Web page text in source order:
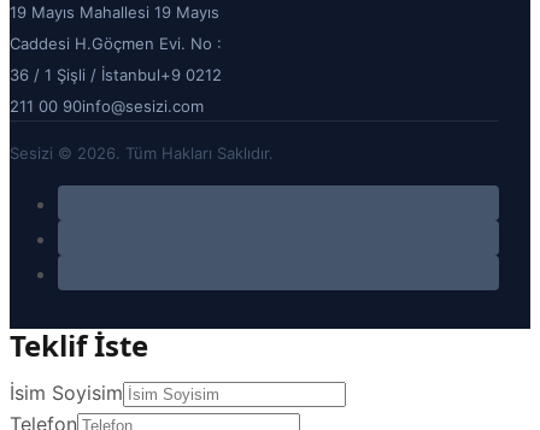
19 Mayıs Mahallesi 19 Mayıs
Caddesi H.Göçmen Evi. No :
36 / 1 Şişli / İstanbul+9 0212
211 00 90info@sesizi.com
Sesizi © 2026. Tüm Hakları Saklıdır.
Teklif İste
İsim Soyisim
Telefon